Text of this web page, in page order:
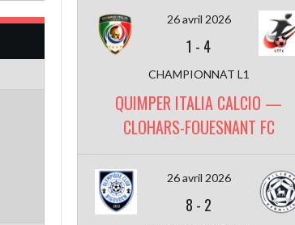
26 avril 2026
1 - 4
CHAMPIONNAT L1
QUIMPER ITALIA CALCIO —
CLOHARS-FOUESNANT FC
26 avril 2026
8 - 2